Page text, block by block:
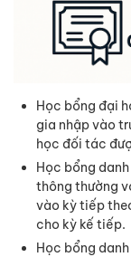
Học bổng đại
gia nhập vào
học đối tác
Học bổng
thông thường
vào kỳ tiếp
cho kỳ kế tiếp.
Học bổng